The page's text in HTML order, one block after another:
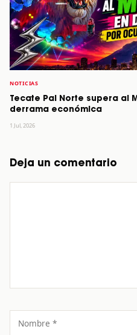
NOTICIAS
Tecate Pal Norte supera al
derrama económica
1 Jul, 2026
Deja un comentario
Nombre